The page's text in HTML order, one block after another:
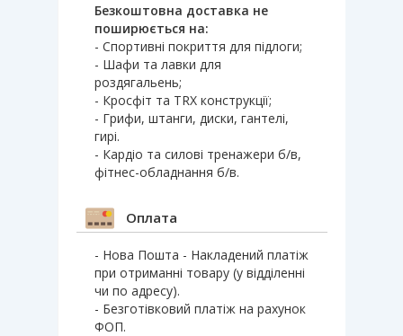
Безкоштовна доставка не
поширюється на:
- Спортивні покриття для підлоги;
- Шафи та лавки для
роздягальень;
- Кросфіт та TRX конструкції;
- Грифи, штанги, диски, гантелі,
гирі.
- Кардіо та силові тренажери б/в,
фітнес-обладнання б/в.
Оплата
- Нова Пошта - Накладений платіж
при отриманні товару (у відділенні
чи по адресу).
- Безготівковий платіж на рахунок
ФОП.